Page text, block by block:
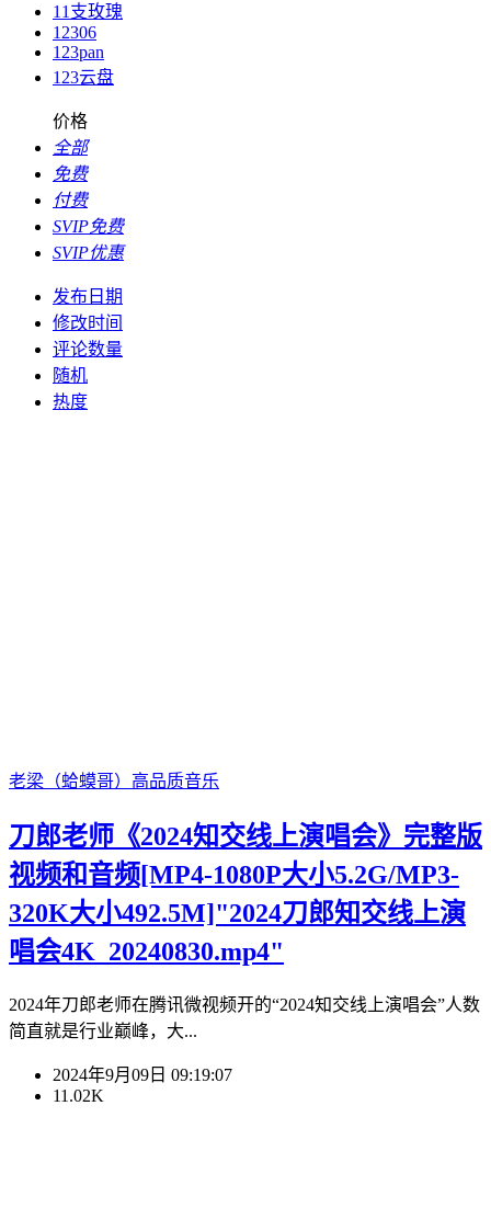
11支玫瑰
12306
123pan
123云盘
价格
全部
免费
付费
SVIP免费
SVIP优惠
发布日期
修改时间
评论数量
随机
热度
老梁（蛤蟆哥） 高品质音乐
刀郎老师《2024知交线上演唱会》完整版
视频和音频[MP4-1080P大小5.2G/MP3-
320K大小492.5M]"2024刀郎知交线上演
唱会4K_20240830.mp4"
2024年刀郎老师在腾讯微视频开的“2024知交线上演唱会”人数
简直就是行业巅峰，大...
2024年9月09日 09:19:07
11.02K